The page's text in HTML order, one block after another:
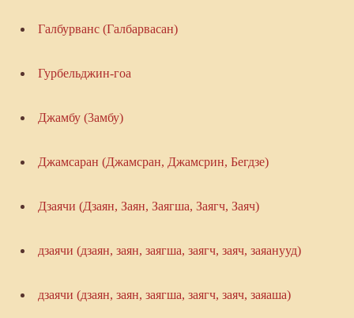
Галбурванс (Галбарвасан)
Гурбельджин-гоа
Джамбу (3амбу)
Джамсаран (Джамсран, Джамсрин, Бегдзе)
Дзаячи (Дзаян, Заян, Заягша, Заягч, Заяч)
дзаячи (дзаян, заян, заягша, заягч, заяч, заяанууд)
дзаячи (дзаян, заян, заягша, заягч, заяч, заяаша)